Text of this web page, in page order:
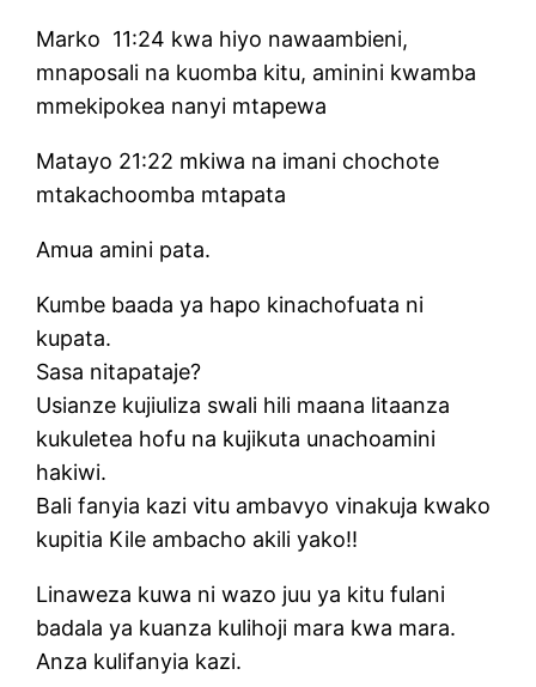
Marko 11:24 kwa hiyo nawaambieni,
mnaposali na kuomba kitu, aminini kwamba
mmekipokea nanyi mtapewa
Matayo 21:22 mkiwa na imani chochote
mtakachoomba mtapata
Amua amini pata.
Kumbe baada ya hapo kinachofuata ni
kupata.
Sasa nitapataje?
Usianze kujiuliza swali hili maana litaanza
kukuletea hofu na kujikuta unachoamini
hakiwi.
Bali fanyia kazi vitu ambavyo vinakuja kwako
kupitia Kile ambacho akili yako!!
Linaweza kuwa ni wazo juu ya kitu fulani
badala ya kuanza kulihoji mara kwa mara.
Anza kulifanyia kazi.